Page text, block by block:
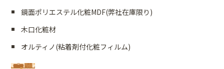
鏡面ポリエステル化粧MDF(弊社在庫限り)
木口化粧材
オルティノ(粘着剤付化粧フィルム)